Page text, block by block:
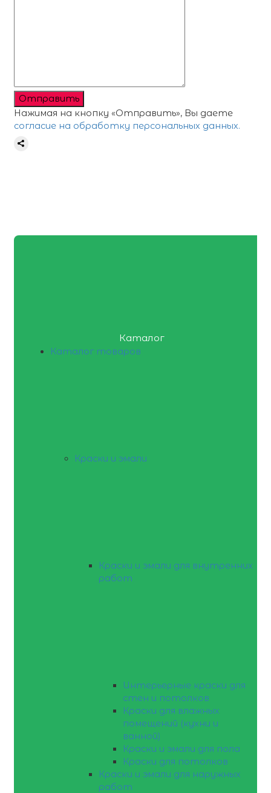
Отправить
Нажимая на кнопку «Отправить», Вы даете
согласие на обработку персональных данных.
Каталог
Каталог товаров
Краски и эмали
Краски и эмали для внутренних
работ
Интерьерные краски для
стен и потолков
Краски для влажных
помещений (кухни и
ванной)
Краски и эмали для пола
Краски для потолков
Краски и эмали для наружных
работ